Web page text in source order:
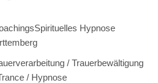
Hypnose
/ Trauerbewältigung
/ Hypnose